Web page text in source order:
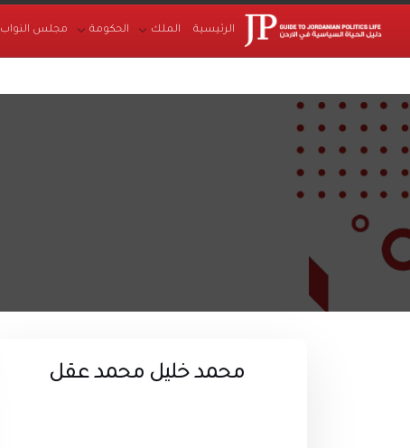
الرئيسية الملك الحكومة مجلس النواب
محمد خليل محمد عقل